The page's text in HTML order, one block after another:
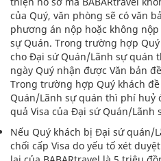
của Quý, văn phòng sẽ có văn
phương án nộp hoặc không
sự Quán. Trong trường hợp
cho Đại sứ Quán/Lãnh sự quán
ngày Quý nhận được Văn bản
Trong trường hợp Quý khách
Quán/Lãnh sự quán thì phí huỷ
quả Visa của Đại sứ Quán/Lãnh
Nếu Quý khách bị Đại sứ quán/
chối cấp Visa do yếu tố xét